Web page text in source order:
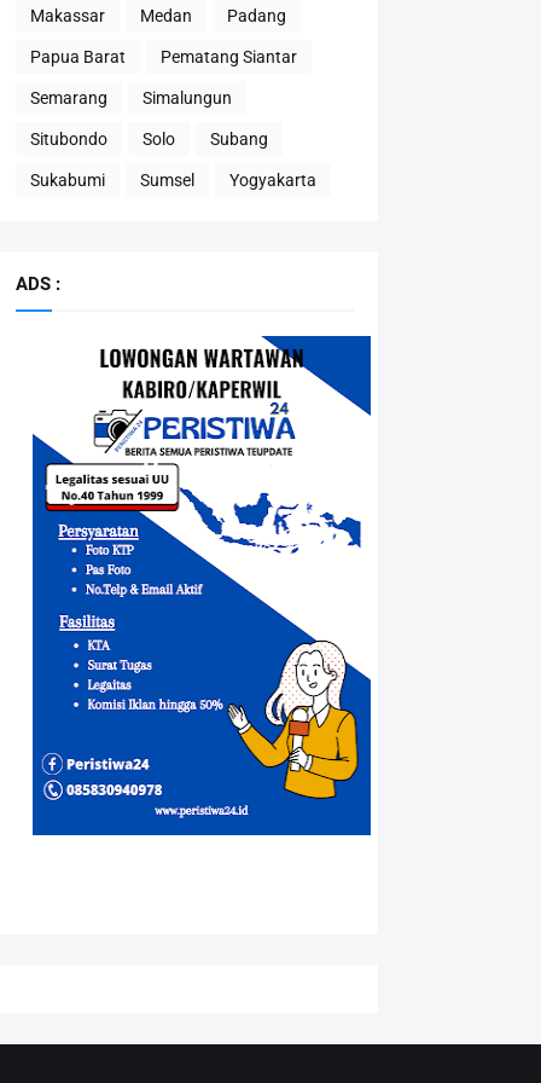
Makassar Medan Padang
Papua Barat Pematang Siantar
Semarang Simalungun
Situbondo Solo Subang
Sukabumi Sumsel Yogyakarta
ADS :